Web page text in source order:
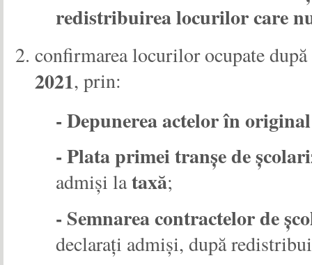
redistribuirea locurilor care
confirmarea locurilor ocupate
2021, prin:
- Depunerea actelor în original
- Plata primei tranșe de
admiși lataxă;
- Semnarea contractelor de
declarați admiși, după